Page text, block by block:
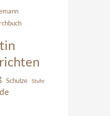
Schulze Stuhr